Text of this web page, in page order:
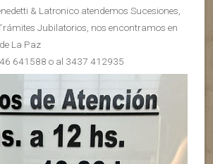
& Latronico atendemos Sucesiones,
Jubilatorios, nos encontramos en
La Paz
641588 o al 3437 412935